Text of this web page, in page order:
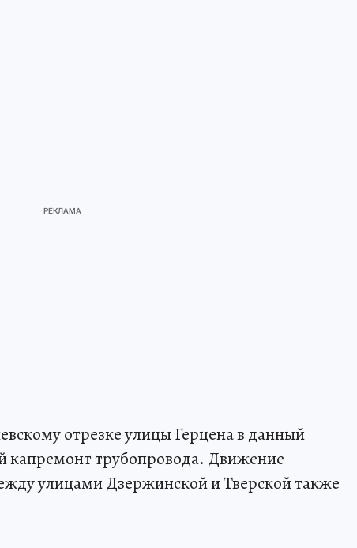
отрезке улицы Герцена в данный
капремонт трубопровода. Движение
улицами Дзержинской и Тверской также